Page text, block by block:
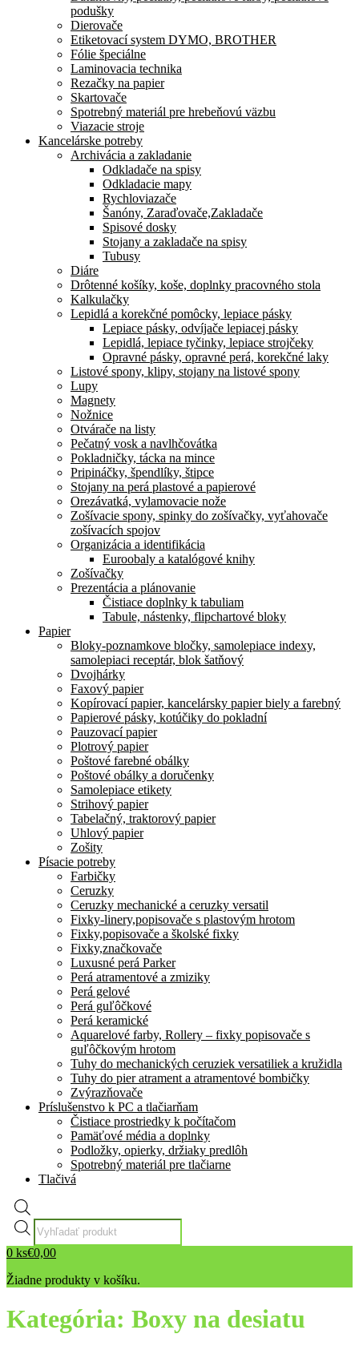
podušky
Dierovače
Etiketovací system DYMO, BROTHER
Fólie špeciálne
Laminovacia technika
Rezačky na papier
Skartovače
Spotrebný materiál pre hrebeňovú väzbu
Viazacie stroje
Kancelárske potreby
Archivácia a zakladanie
Odkladače na spisy
Odkladacie mapy
Rychloviazače
Šanóny, Zaraďovače,Zakladače
Spisové dosky
Stojany a zakladače na spisy
Tubusy
Diáre
Drôtenné košíky, koše, doplnky pracovného stola
Kalkulačky
Lepidlá a korekčné pomôcky, lepiace pásky
Lepiace pásky, odvíjače lepiacej pásky
Lepidlá, lepiace tyčinky, lepiace strojčeky
Opravné pásky, opravné perá, korekčné laky
Listové spony, klipy, stojany na listové spony
Lupy
Magnety
Nožnice
Otvárače na listy
Pečatný vosk a navlhčovátka
Pokladničky, tácka na mince
Pripináčky, špendlíky, štipce
Stojany na perá plastové a papierové
Orezávatká, vylamovacie nože
Zošívacie spony, spinky do zošívačky, vyťahovače
zošívacích spojov
Organizácia a identifikácia
Euroobaly a katalógové knihy
Zošívačky
Prezentácia a plánovanie
Čistiace doplnky k tabuliam
Tabule, nástenky, flipchartové bloky
Papier
Bloky-poznamkove bločky, samolepiace indexy,
samolepiaci receptár, blok šatňový
Dvojhárky
Faxový papier
Kopírovací papier, kancelársky papier biely a farebný
Papierové pásky, kotúčiky do pokladní
Pauzovací papier
Plotrový papier
Poštové farebné obálky
Poštové obálky a doručenky
Samolepiace etikety
Strihový papier
Tabelačný, traktorový papier
Uhlový papier
Zošity
Písacie potreby
Farbičky
Ceruzky
Ceruzky mechanické a ceruzky versatil
Fixky-linery,popisovače s plastovým hrotom
Fixky,popisovače a školské fixky
Fixky,značkovače
Luxusné perá Parker
Perá atramentové a zmiziky
Perá gelové
Perá guľôčkové
Perá keramické
Aquarelové farby, Rollery – fixky popisovače s
guľôčkovým hrotom
Tuhy do mechanických ceruziek versatiliek a kružidla
Tuhy do pier atrament a atramentové bombičky
Zvýrazňovače
Príslušenstvo k PC a tlačiarňam
Čistiace prostriedky k počítačom
Pamäťové média a doplnky
Podložky, opierky, držiaky predlôh
Spotrebný materiál pre tlačiarne
Tlačivá
Products
search
0 ks€0,00
Žiadne produkty v košíku.
Kategória: Boxy na desiatu